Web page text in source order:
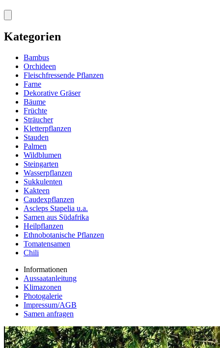
Kategorien
Bambus
Orchideen
Fleischfressende Pflanzen
Farne
Dekorative Gräser
Bäume
Früchte
Sträucher
Kletterpflanzen
Stauden
Palmen
Wildblumen
Steingarten
Wasserpflanzen
Sukkulenten
Kakteen
Caudexpflanzen
Ascleps Stapelia u.a.
Samen aus Südafrika
Heilpflanzen
Ethnobotanische Pflanzen
Tomatensamen
Chili
Informationen
Aussaatanleitung
Klimazonen
Photogalerie
Impressum/AGB
Samen anfragen